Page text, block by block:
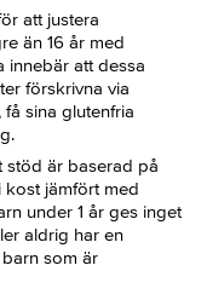
att justera
än 16 år med
innebär att dessa
förskrivna via
sina glutenfria
stöd är baserad på
jämfört med
under 1 år ges inget
aldrig har en
som är